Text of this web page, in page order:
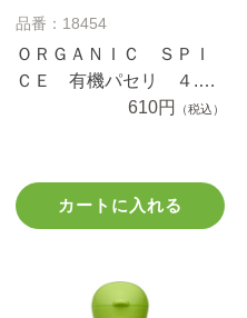
品番：18454
ＯＲＧＡＮＩＣ ＳＰＩ
ＣＥ 有機パセリ ４.５
610円 （税込）
カートに入れる